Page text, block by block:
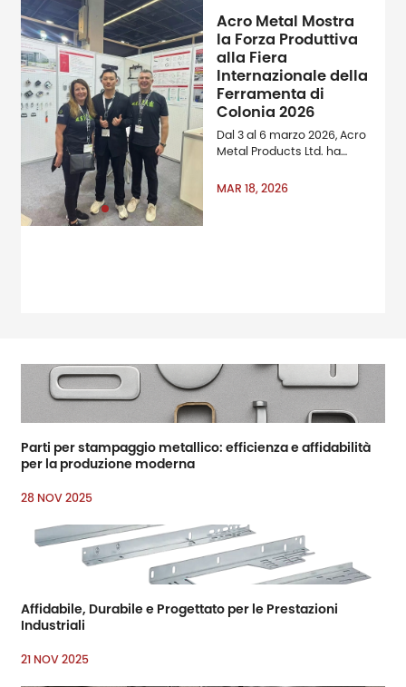
Acro Metal Mostra
la Forza Produttiva
alla Fiera
Internazionale della
Ferramenta di
Colonia 2026
Dal 3 al 6 marzo 2026, Acro
Metal Products Ltd. ha
espositore all'International
MAR 18, 2026
Parti per stampaggio metallico: efficienza e affidabilità
per la produzione moderna
28 NOV 2025
Affidabile, Durabile e Progettato per le Prestazioni
Industriali
21 NOV 2025